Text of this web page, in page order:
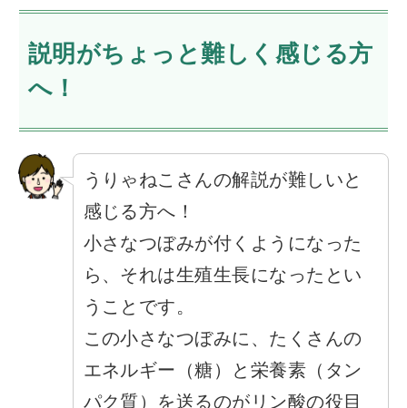
説明がちょっと難しく感じる方
へ！
うりゃねこさんの解説が難しいと
感じる方へ！
小さなつぼみが付くようになった
ら、それは生殖生長になったとい
うことです。
この小さなつぼみに、たくさんの
エネルギー（糖）と栄養素（タン
パク質）を送るのがリン酸の役目